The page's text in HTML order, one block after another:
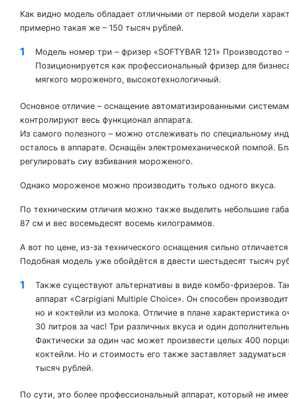
Как видно модель обладает отличными от первой модели
примерно такая же – 150 тысяч рублей.
Модель номер три – фризер «SOFTYBAR 121» Производство
Позиционируется как профессиональный фризер для
мягкого мороженого, высокотехнологичный.
Основное отличие – оснащение автоматизированными
контролируют весь функционал аппарата.
Из самого полезного – можно отслеживать по специальному
осталось в аппарате. Оснащён электромеханической помпой.
регулировать сиу взбивания мороженого.
Однако мороженое можно производить только одного вкуса.
По техническим отличия можно также выделить небольшие
87 см и вес восемьдесят восемь килограммов.
А вот по цене, из-за технического оснащения сильно
Подобная модель уже обойдётся в двести шестьдесят тысяч
Также существуют альтернативы в виде комбо-фризеров.
аппарат «Carpigiani Multiple Choice». Он способен
но и коктейли из молока. Отличие в плане характеристика
30 литров за час! Три различных вкуса и один
Фактически за один час может произвести целых 400
коктейли. Но и стоимость его также заставляет
тысяч рублей.
По сути, это более профессиональный аппарат, который не